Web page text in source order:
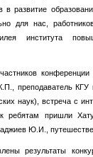
в развитие
для нас,
института
преподаватель КГУ
наук), встреча с
ребятам пришли
Ю.И.,
результаты